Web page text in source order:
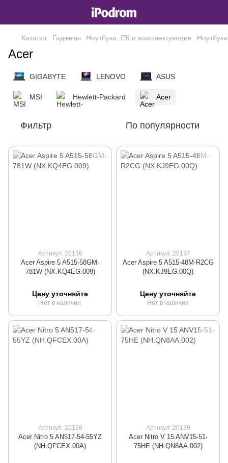
Каталог Гаджеты Ноутбуки, ПК и комплектующие Ноутбуки
Acer
GIGABYTE LENOVO ASUS
MSI Hewlett-Packard Acer
Фильтр По популярности
Артикул: 20136
Acer Aspire 5 A515-58GM-
781W (NX.KQ4EG.009)
Цену уточняйте
Нет в наличии
Артикул: 20137
Acer Aspire 5 A515-48M-R2CG
(NX.KJ9EG.00Q)
Цену уточняйте
Нет в наличии
Артикул: 20138
Acer Nitro 5 AN517-54-55YZ
(NH.QFCEX.00A)
Артикул: 20139
Acer Nitro V 15 ANV15-51-
75HE (NH.QN8AA.002)